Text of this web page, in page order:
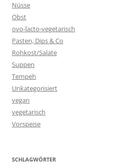
Nüsse
Obst
ovo-lacto-vegetarisch
Pasten, Dips & Co
Rohkost/Salate
Suppen
Tempeh
Unkategorisiert
vegan
vegetarisch
Vorspeise
SCHLAGWÖRTER